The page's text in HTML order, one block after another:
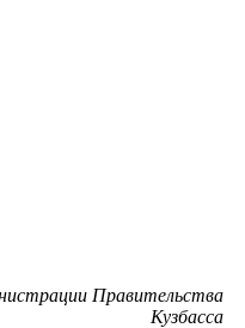
Правительства
Кузбасса